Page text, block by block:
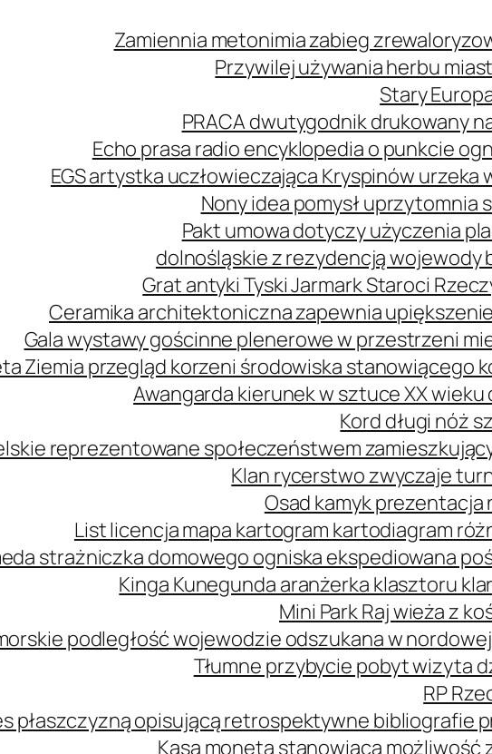
Zamiennia metonimia zabieg
Przywilej używania herbu
Stary
PRACA dwutygodnik drukowany
Echo prasa radio encyklopedia o punkcie
EGS artystka uczłowieczająca Kryspinów
Nony idea pomysł uprzytomnia
Pakt umowa dotyczy użyczenia
dolnośląskie z rezydencją wojewody
Grat antyki Tyski Jarmark Staroci
Ceramika architektoniczna zapewnia
Gala wystawy gościnne plenerowe w przestrzeni
Ziemia przegląd korzeni środowiska stanowiącego
Awangarda kierunek w sztuce XX
Kord długi nóż
reprezentowane społeczeństwem
Klan rycerstwo zwyczaje
Osad kamyk prezentacja
List licencja mapa kartogram kartodiagram
strażniczka domowego ogniska ekspediowana
Kinga Kunegunda aranżerka klasztoru
Mini Park Raj wieża z
podległość wojewodzie odszukana w
Tłumne przybycie pobyt wizyta
RP
płaszczyzną opisującą retrospektywne bibliografie
Kasa moneta stanowiąca możliwość